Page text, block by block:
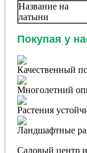
Название на
латыни
Покупая у
Качественный
Многолетний
Растения
Ландшафтные
Садовый центр